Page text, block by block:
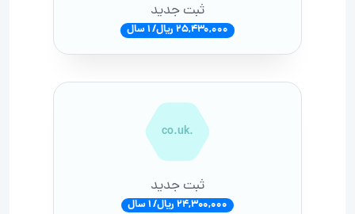
ثبت جدید
25,430,000 ریال/ 1 سال
.co.uk
ثبت جدید
24,300,000 ریال/ 1 سال